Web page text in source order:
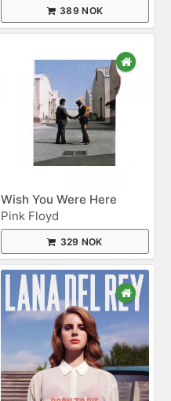
389 NOK
Wish You Were Here
Pink Floyd
329 NOK